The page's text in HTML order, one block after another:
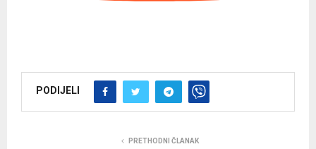
PODIJELI
PRETHODNI ČLANAK